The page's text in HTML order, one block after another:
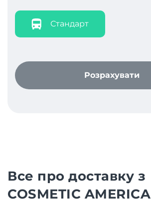
Стандарт
Розрахувати
Все про доставку з
COSMETIC AMERICA